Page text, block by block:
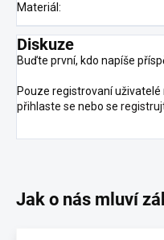
Materiál:
Diskuze
Buďte první, kdo napíše
Pouze registrovaní
přihlaste se nebo se